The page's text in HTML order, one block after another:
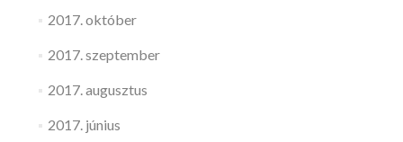
2017. október
2017. szeptember
2017. augusztus
2017. június